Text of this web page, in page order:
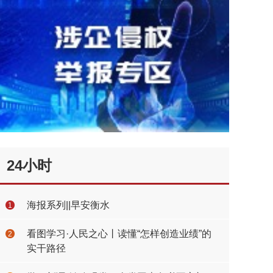
24小时
1 海报系列||早安衡水
2
看图学习·人民之心丨读懂“怎样创造业绩”的
实干路径